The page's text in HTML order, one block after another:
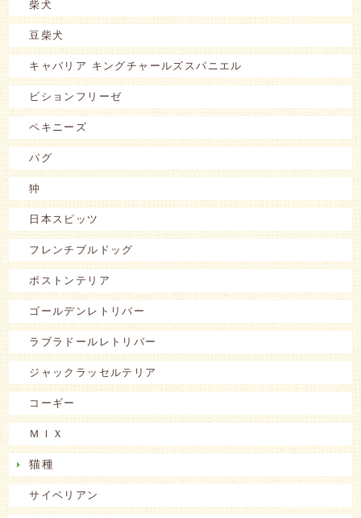
柴犬
豆柴犬
キャバリア キングチャールズスパニエル
ビションフリーゼ
ペキニーズ
パグ
狆
日本スピッツ
フレンチブルドッグ
ボストンテリア
ゴールデンレトリバー
ラブラドールレトリバー
ジャックラッセルテリア
コーギー
ＭＩＸ
猫種
サイベリアン